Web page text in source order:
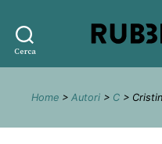
Cerca
Home > Autori > C >